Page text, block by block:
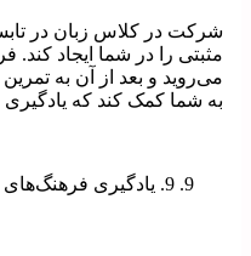
شرکت در کلاس زبان در
مثبتی را در شما ایجاد
می‌روید و بعد از آن به
به شما کمک کند که یادگیری
9. یادگیری فرهنگ‌های جدید